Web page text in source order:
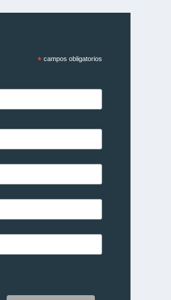
*campos obligatorios